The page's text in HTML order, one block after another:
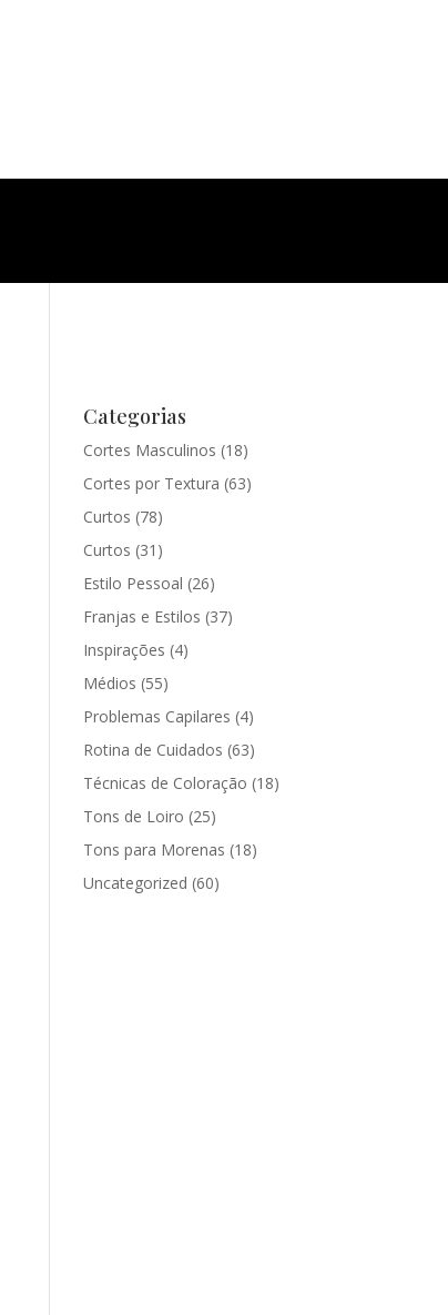
Categorias
Cortes Masculinos (18)
Cortes por Textura (63)
Curtos (78)
Curtos (31)
Estilo Pessoal (26)
Franjas e Estilos (37)
Inspirações (4)
Médios (55)
Problemas Capilares (4)
Rotina de Cuidados (63)
Técnicas de Coloração (18)
Tons de Loiro (25)
Tons para Morenas (18)
Uncategorized (60)